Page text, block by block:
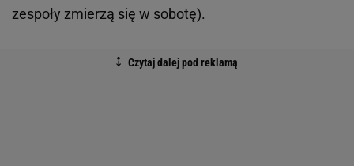
zespoły zmierzą się w sobotę).